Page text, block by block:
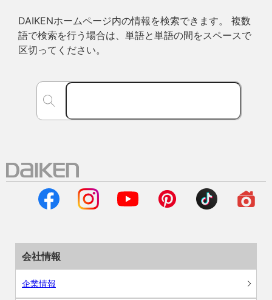
DAIKENホームページ内の情報を検索できます。 複数
語で検索を行う場合は、単語と単語の間をスペースで
区切ってください。
会社情報
企業情報